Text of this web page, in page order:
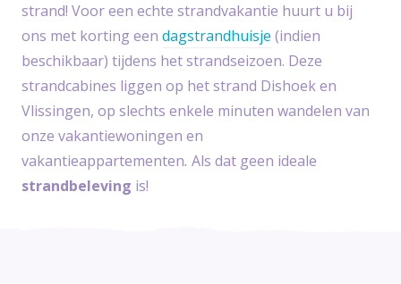
strand! Voor een echte strandvakantie huurt u bij
ons met korting een dagstrandhuisje (indien
beschikbaar) tijdens het strandseizoen. Deze
strandcabines liggen op het strand Dishoek en
Vlissingen, op slechts enkele minuten wandelen van
onze vakantiewoningen en
vakantieappartementen. Als dat geen ideale
strandbeleving is!